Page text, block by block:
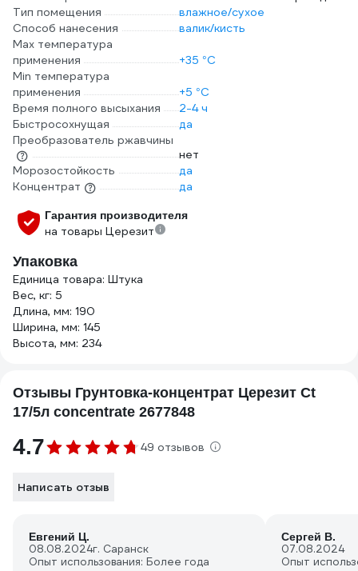
Тип помещения
влажное/сухое
Способ нанесения
валик/кисть
Max температура
применения
+35 °С
Min температура
применения
+5 °С
Время полного высыхания
2-4 ч
Быстросохнущая
да
Преобразователь ржавчины
нет
Морозостойкость
да
Концентрат
да
Гарантия производителя
на товары Церезит
Упаковка
Единица товара: Штука
Вес, кг: 5
Длина, мм: 190
Ширина, мм: 145
Высота, мм: 234
Отзывы Грунтовка-концентрат Церезит Ct
17/5л concentrate 2677848
4.7 49 отзывов
Написать отзыв
Евгений Ц.
08.08.2024г. Саранск
Опыт использования: Более года
Сергей В.
07.08.2024
Опыт